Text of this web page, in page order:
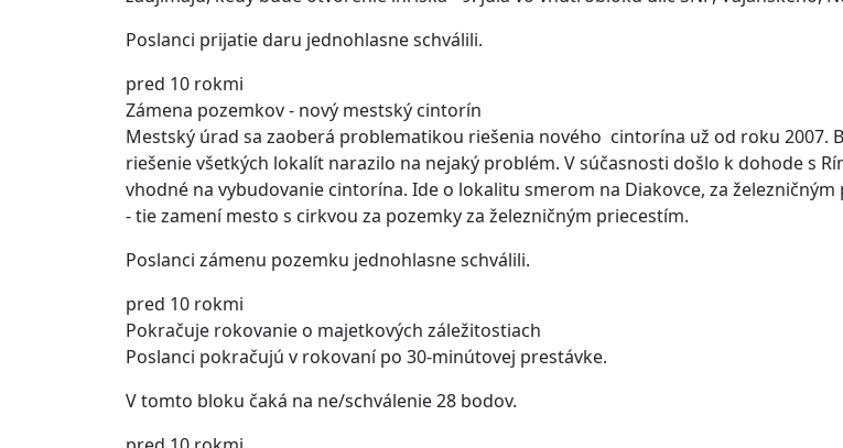
Poslanci prijatie daru jednohlasne schválili.
pred 10 rokmi
Zámena pozemkov - nový mestský cintorín
Mestský úrad sa zaoberá problematikou riešenia nového cintorína už od roku 2007.
riešenie všetkých lokalít narazilo na nejaký problém. V súčasnosti došlo k dohode s
vhodné na vybudovanie cintorína. Ide o lokalitu smerom na Diakovce, za
- tie zamení mesto s cirkvou za pozemky za železničným priecestím.
Poslanci zámenu pozemku jednohlasne schválili.
pred 10 rokmi
Pokračuje rokovanie o majetkových záležitostiach
Poslanci pokračujú v rokovaní po 30-minútovej prestávke.
V tomto bloku čaká na ne/schválenie 28 bodov.